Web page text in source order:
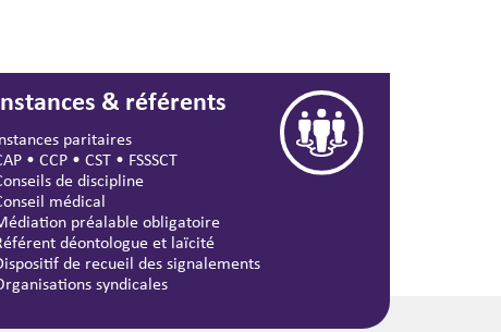
& référents
paritaires
• CCP • CST • FSSSCT
de discipline
médical
préalable obligatoire
déontologue et laïcité
de recueil des signalements
syndicales